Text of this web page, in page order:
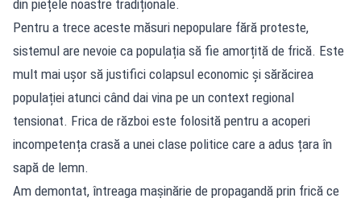
din piețele noastre tradiționale.
Pentru a trece aceste măsuri nepopulare fără proteste,
sistemul are nevoie ca populația să fie amorțită de frică. Este
mult mai ușor să justifici colapsul economic și sărăcirea
populației atunci când dai vina pe un context regional
tensionat. Frica de război este folosită pentru a acoperi
incompetența crasă a unei clase politice care a adus țara în
sapă de lemn.
Am demontat, întreaga mașinărie de propagandă prin frică ce